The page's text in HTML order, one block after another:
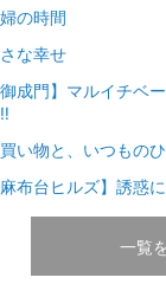
の時間
な幸せ
成門】マルイチベ
い物と、いつもの
布台ヒルズ】誘惑
一覧